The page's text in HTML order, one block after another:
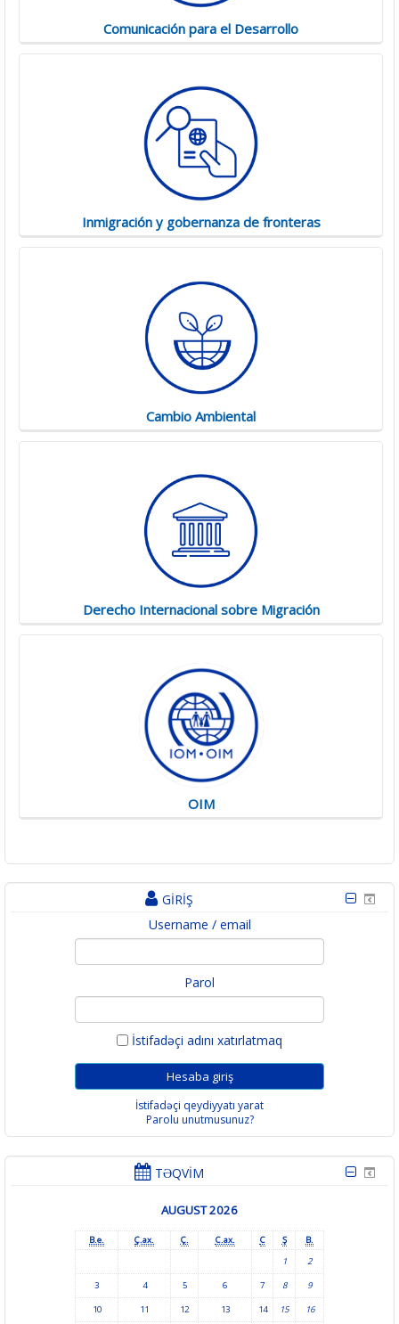
Comunicación para el Desarrollo
Inmigración y gobernanza de fronteras
Cambio Ambiental
Derecho Internacional sobre Migración
OIM
GIRIŞ
Username / email
Parol
İstifadəçi adını xatırlatmaq
İstifadəçi qeydiyyatı yarat
Parolu unutmusunuz?
TƏQVIM
AUGUST 2026
B.e. Ç.ax. Ç. C.ax. C Ş
B.
1
2
3 4 5 6 7 8 9
10 11 12 13 14 15 16